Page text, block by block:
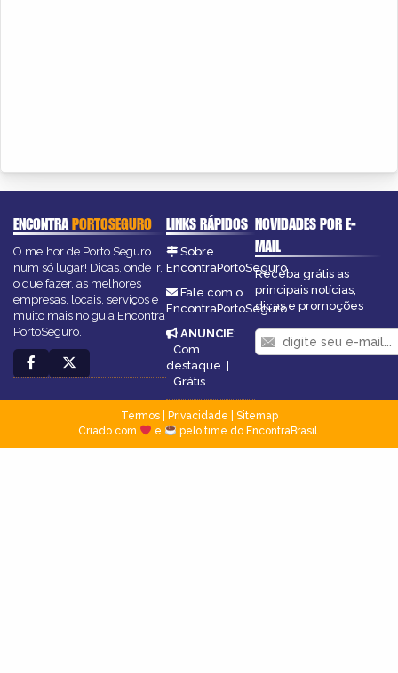
ENCONTRAPORTOSEGURO
O melhor de Porto Seguro
num só lugar! Dicas, onde ir,
o que fazer, as melhores
empresas, locais, serviços e
muito mais no guia Encontra
PortoSeguro.
LINKS RÁPIDOS
Sobre
EncontraPortoSeguro
Fale com o
EncontraPortoSeguro
ANUNCIE:
Com
destaque |
Grátis
NOVIDADES POR E-
MAIL
Receba grátis as
principais notícias,
dicas e promoções
Termos| Privacidade
Sitemap
Criado com
e pelo time do EncontraBrasil